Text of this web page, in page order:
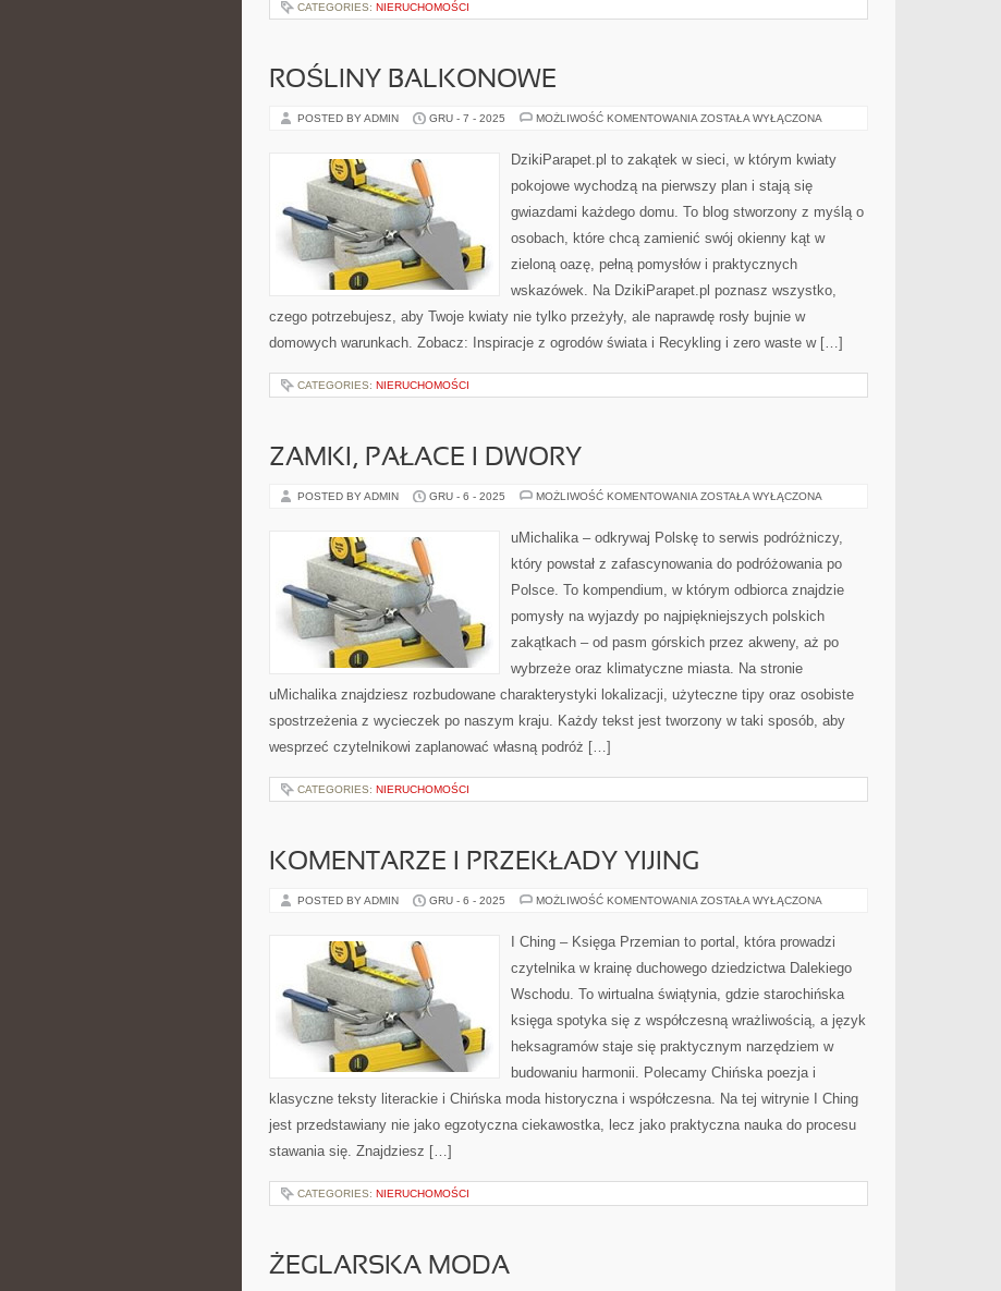
CATEGORIES: NIERUCHOMOŚCI
ROŚLINY BALKONOWE
POSTED BY ADMIN GRU - 7 - 2025 MOŻLIWOŚĆ KOMENTOWANIA ROŚLINY
ZOSTAŁA WYŁĄCZONA
DzikiParapet.pl to zakątek w sieci, w którym kwiaty
pokojowe wychodzą na pierwszy plan i stają się
gwiazdami każdego domu. To blog stworzony z myślą o
osobach, które chcą zamienić swój okienny kąt w
zieloną oazę, pełną pomysłów i praktycznych
wskazówek. Na DzikiParapet.pl poznasz wszystko,
czego potrzebujesz, aby Twoje kwiaty nie tylko przeżyły, ale naprawdę rosły bujnie w
domowych warunkach. Zobacz: Inspiracje z ogrodów świata i Recykling i zero waste w […]
CATEGORIES: NIERUCHOMOŚCI
ZAMKI, PAŁACE I DWORY
POSTED BY ADMIN GRU - 6 - 2025 MOŻLIWOŚĆ KOMENTOWANIA ZAMKI,
DWORY
ZOSTAŁA WYŁĄCZONA
uMichalika – odkrywaj Polskę to serwis podróżniczy,
który powstał z zafascynowania do podróżowania po
Polsce. To kompendium, w którym odbiorca znajdzie
pomysły na wyjazdy po najpiękniejszych polskich
zakątkach – od pasm górskich przez akweny, aż po
wybrzeże oraz klimatyczne miasta. Na stronie
uMichalika znajdziesz rozbudowane charakterystyki lokalizacji, użyteczne tipy oraz osobiste
spostrzeżenia z wycieczek po naszym kraju. Każdy tekst jest tworzony w taki sposób, aby
wesprzeć czytelnikowi zaplanować własną podróż […]
CATEGORIES: NIERUCHOMOŚCI
KOMENTARZE I PRZEKŁADY YIJING
POSTED BY ADMIN GRU - 6 - 2025 MOŻLIWOŚĆ KOMENTOWANIA KOMENTARZE
YIJING
ZOSTAŁA WYŁĄCZONA
I Ching – Księga Przemian to portal, która prowadzi
czytelnika w krainę duchowego dziedzictwa Dalekiego
Wschodu. To wirtualna świątynia, gdzie starochińska
księga spotyka się z współczesną wrażliwością, a język
heksagramów staje się praktycznym narzędziem w
budowaniu harmonii. Polecamy Chińska poezja i
klasyczne teksty literackie i Chińska moda historyczna i współczesna. Na tej witrynie I Ching
jest przedstawiany nie jako egzotyczna ciekawostka, lecz jako praktyczna nauka do procesu
stawania się. Znajdziesz […]
CATEGORIES: NIERUCHOMOŚCI
ŻEGLARSKA MODA